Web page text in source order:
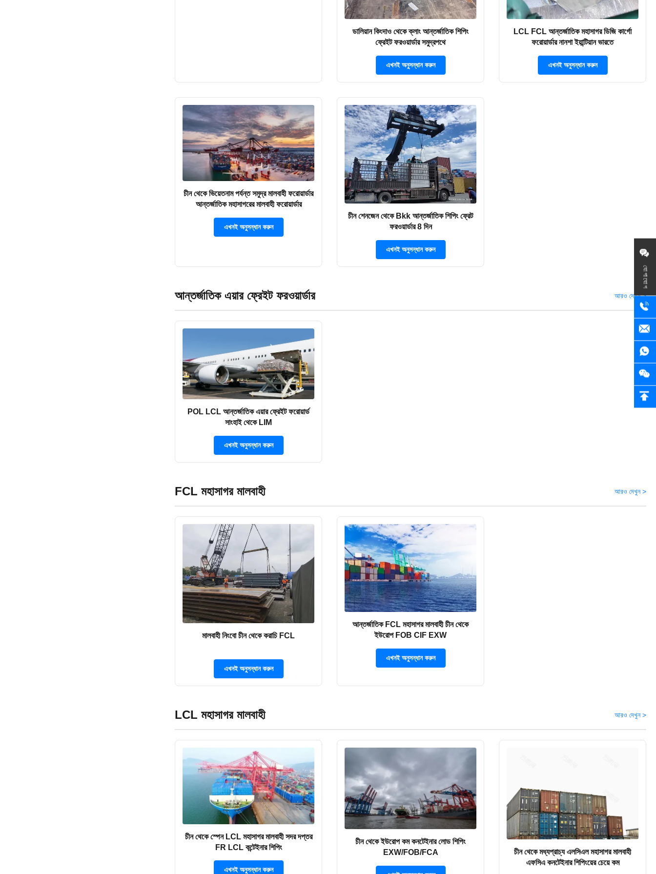
যোগাযোগ
ডালিয়ান কিংদাও থেকে ক্লাং আন্তর্জাতিক শিপিং
ফ্রেইট ফরওয়ার্ডার সমুদ্রপথে
এখনই অনুসন্ধান করুন
LCL FCL আন্তর্জাতিক মহাসাগর ডিজি কার্গো
ফরোয়ার্ডার নানশা ইয়ান্টিয়ান ভারতে
এখনই অনুসন্ধান করুন
চীন থেকে ভিয়েতনাম পর্যন্ত সমুদ্র মালবাহী ফরোয়ার্ডার
আন্তর্জাতিক মহাসাগরের মালবাহী ফরোয়ার্ডার
এখনই অনুসন্ধান করুন
চীন শেনজেন থেকে Bkk আন্তর্জাতিক শিপিং ফ্রেট
ফরওয়ার্ডার 8 দিন
এখনই অনুসন্ধান করুন
আন্তর্জাতিক এয়ার ফ্রেইট ফরওয়ার্ডার আরও দেখুন >
POL LCL আন্তর্জাতিক এয়ার ফ্রেইট ফরোয়ার্ড
সাংহাই থেকে LIM
এখনই অনুসন্ধান করুন
FCL মহাসাগর মালবাহী আরও দেখুন >
মালবাহী নিংবো চীন থেকে করাচি FCL
এখনই অনুসন্ধান করুন
আন্তর্জাতিক FCL মহাসাগর মালবাহী চীন থেকে
ইউরোপ FOB CIF EXW
এখনই অনুসন্ধান করুন
LCL মহাসাগর মালবাহী আরও দেখুন >
চীন থেকে স্পেন LCL মহাসাগর মালবাহী সদর দপ্তর
FR LCL কন্টেইনার শিপিং
এখনই অনুসন্ধান করুন
চীন থেকে ইউরোপ কম কনটেইনার লোড শিপিং
EXW/FOB/FCA
চীন থেকে মধ্যপ্রাচ্য এলসিএল মহাসাগর মালবাহী
এফসিএ কনটেইনার শিপিংয়ের চেয়ে কম